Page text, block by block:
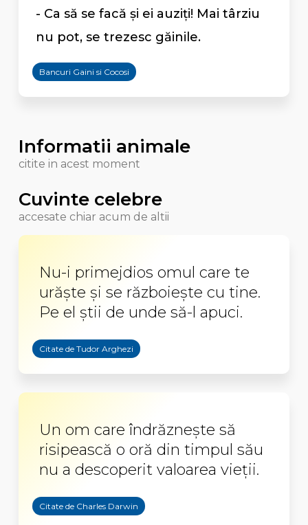
- Ca să se facă și ei auziți! Mai târziu
nu pot, se trezesc găinile.
Bancuri Gaini si Cocosi
Informatii animale
citite in acest moment
Cuvinte celebre
accesate chiar acum de altii
Nu-i primejdios omul care te
urăște și se războiește cu tine.
Pe el știi de unde să-l apuci.
Citate de Tudor Arghezi
Un om care îndrăzneşte să
risipească o oră din timpul său
nu a descoperit valoarea vieţii.
Citate de Charles Darwin